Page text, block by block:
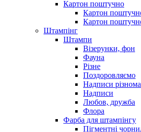
Картон поштучно
Картон
Картон
Штампінг
Штампи
Візерунки, фон
Фауна
Різне
Поздоровляємо
Надписи
Надписи
Любов, дружба
Флора
Фарба для штампінгу
Пігментні